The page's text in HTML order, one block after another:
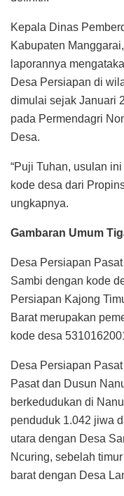
Kepala Dinas
Kabupaten
laporannya
Desa Persiapan di
dimulai sejak Januari
pada Permendagri
Desa.
“Puji Tuhan, usulan
kode desa dari
ungkapnya.
Gambaran Umum
Desa Persiapan
Sambi dengan kode
Persiapan Kajong
Barat merupakan
kode desa
Desa Persiapan
Pasat dan Dusun
berkedudukan di
penduduk 1.042 jiwa
utara dengan Desa
Ncuring, sebelah
barat dengan Desa